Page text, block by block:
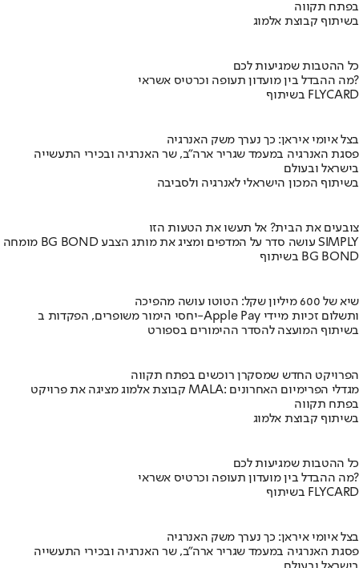
בפתח תקווה
בשיתוף קבוצת אלמוג
כל ההטבות שמגיעות לכם
מה ההבדל בין מועדון תעופה וכרטיס אשראי?
בשיתוף FLYCARD
בצל איומי איראן: כך נערך משק האנרגיה
פסגת האנרגיה במעמד שגריר ארה"ב, שר האנרגיה ובכירי התעשייה
בישראל ובעולם
בשיתוף המכון הישראלי לאנרגיה ולסביבה
צובעים את הבית? אל תעשו את הטעות הזו
מומחה BG BOND עושה סדר על המדפים ומציג את מותג הצבע SIMPLY
בשיתוף BG BOND
שיא של 600 מיליון שקל: הטוטו עושה מהפיכה
יחסי הימור משופרים, הפקדות ב-Apple Pay ותשלום זכיות מיידי
בשיתוף המועצה להסדר ההימורים בספורט
הפרויקט החדש שמסקרן רוכשים בפתח תקווה
קבוצת אלמוג מציגה את פרויקט MALA: מגדלי הפרימיום האחרונים
בפתח תקווה
בשיתוף קבוצת אלמוג
כל ההטבות שמגיעות לכם
מה ההבדל בין מועדון תעופה וכרטיס אשראי?
בשיתוף FLYCARD
בצל איומי איראן: כך נערך משק האנרגיה
פסגת האנרגיה במעמד שגריר ארה"ב, שר האנרגיה ובכירי התעשייה